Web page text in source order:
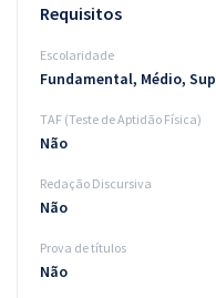
Requisitos
Escolaridade
Fundamental, Médio,
TAF (Teste de Aptidão Física)
Não
Redação Discursiva
Não
Prova de títulos
Não